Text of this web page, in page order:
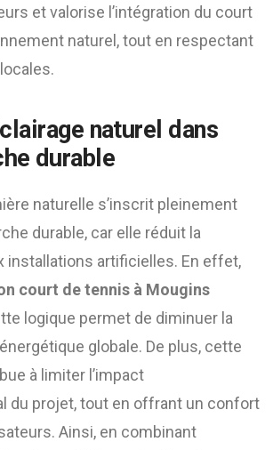
et valorise l’intégration du court
naturel, tout en respectant
naturel dans
durable
naturelle s’inscrit pleinement
durable, car elle réduit la
installations artificielles. En effet,
court de tennis à Mougins
logique permet de diminuer la
globale. De plus, cette
à limiter l’impact
du projet, tout en offrant un confort
Ainsi, en combinant